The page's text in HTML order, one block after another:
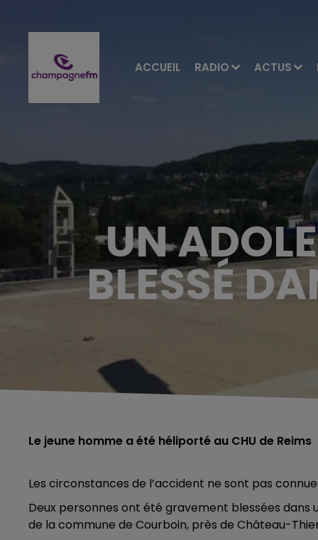
ACCUEIL RADIO ACTUS
UN
BLESSÉ
Le jeune homme a été héliporté au CHU de Reims
Les circonstances de l’accident ne sont pas
Deux personnes ont été gravement blessées dans
de la commune de Courboin, près de Château-